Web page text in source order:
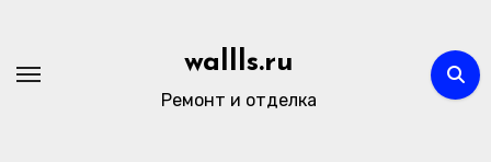
содержимому
wallls.ru
Ремонт и отделка